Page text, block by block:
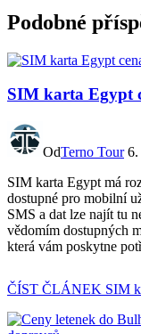
Podobné
SIM karta Egypt
OdTerno Tour 6.
SIM karta Egypt má
dostupné pro mobilní
SMS a dat lze najít tu
vědomím dostupných
která vám poskytne
ČÍST ČLÁNEK SIM